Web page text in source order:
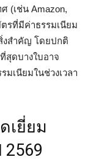
(เช่น Amazon,
ตรที่มีค่าธรรมเนียม
งสำคัญ โดยปกติ
สุดบางใบอาจ
มเนียมในช่วงเวลา
เยี่ยม